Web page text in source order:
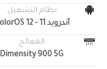
نظام التشغيل
أندرويد 11 - ColorOS 12
المعالج
Dimensity 900 5G